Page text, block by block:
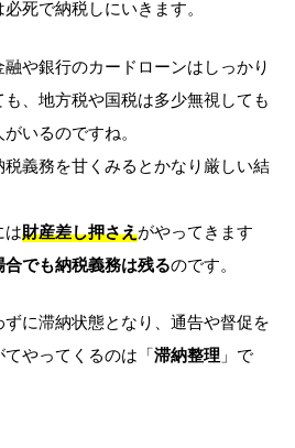
死で納税しにいきます。
や銀行のカードローンはしっかり
、地方税や国税は多少無視しても
いるのですね。
義務を甘くみるとかなり厳しい結
は財産差し押さえがやってきます
合でも納税義務は残るのです。
に滞納状態となり、通告や督促を
やってくるのは「滞納整理 」で